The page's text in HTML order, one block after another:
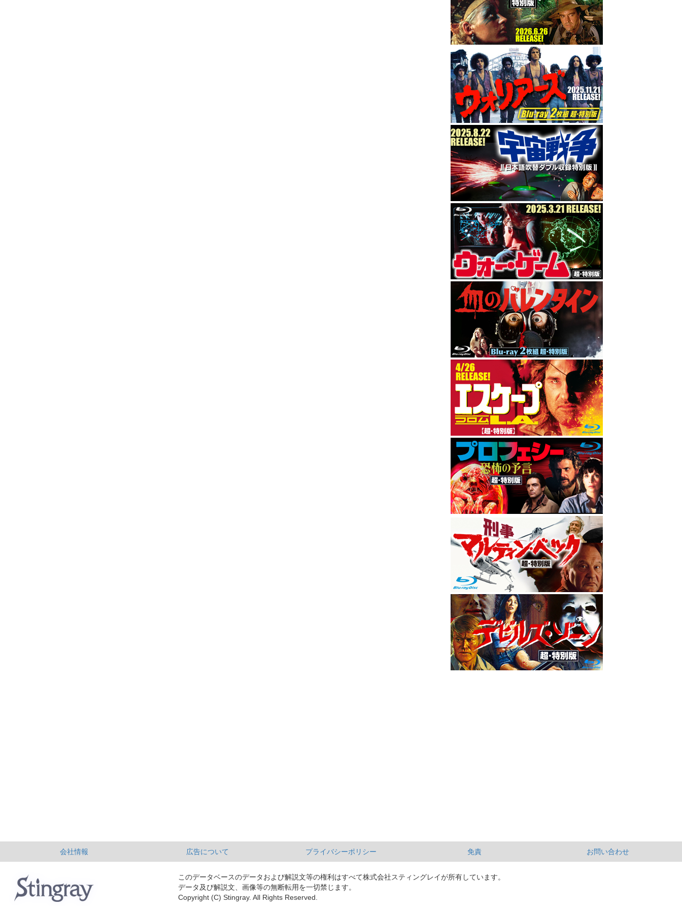
会社情報 広告について プライバシーポリシー 免責 お問い合わせ
このデータベースのデータおよび解説文等の権利はすべて株式会社スティングレイが所有しています。
データ及び解説文、画像等の無断転用を一切禁じます。
Copyright (C) Stingray. All Rights Reserved.